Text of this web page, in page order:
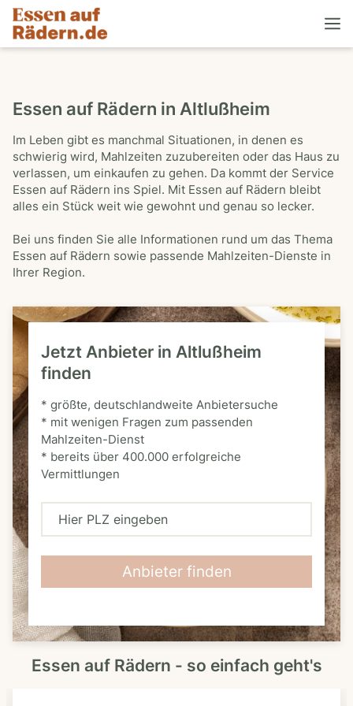
Essen auf Rädern in Altlußheim
Im Leben gibt es manchmal Situationen, in denen es
schwierig wird, Mahlzeiten zuzubereiten oder das Haus zu
verlassen, um einkaufen zu gehen. Da kommt der Service
Essen auf Rädern ins Spiel. Mit Essen auf Rädern bleibt
alles ein Stück weit wie gewohnt und genau so lecker.
Bei uns finden Sie alle Informationen rund um das Thema
Essen auf Rädern sowie passende Mahlzeiten-Dienste in
Ihrer Region.
Jetzt Anbieter in Altlußheim
finden
* größte, deutschlandweite Anbietersuche
* mit wenigen Fragen zum passenden
Mahlzeiten-Dienst
* bereits über 400.000 erfolgreiche
Vermittlungen
H
L
Z
Anbieter finden
Essen auf Rädern - so einfach geht's